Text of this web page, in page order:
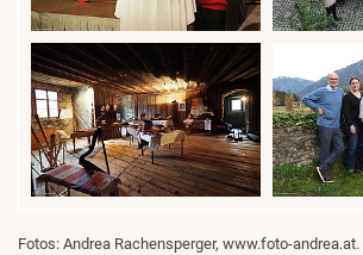
Fotos: Andrea Rachensperger, www.foto-andrea.at.